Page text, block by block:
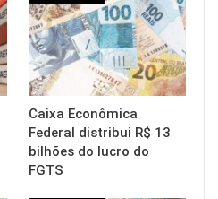
Caixa Econômica
Federal distribui R$ 13
bilhões do lucro do
FGTS